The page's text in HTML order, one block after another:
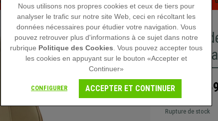
Chaise
339,90 €
Rupture de stock
Nous utilisons nos propres cookies et ceux de tiers pour
analyser le trafic sur notre site Web, ceci en récoltant les
données nécessaires pour étudier votre navigation. Vous
pouvez retrouver plus d'informations à ce sujet dans notre
rubrique Politique des Cookies . Vous pouvez accepter tous
les cookies en appuyant sur le bouton «Accepter et
Continuer»
CONFIGURER ACCEPTER ET CONTINUER